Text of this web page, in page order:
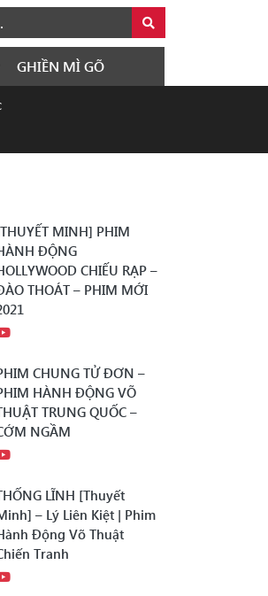
GHIỀN MÌ GÕ
MINH] PHIM
ĐỘNG
CHIẾU RẠP –
THOÁT – PHIM MỚI
CHUNG TỬ ĐƠN –
HÀNH ĐỘNG VÕ
TRUNG QUỐC –
NGẦM
LĨNH [Thuyết
– Lý Liên Kiệt | Phim
Động Võ Thuật
Tranh